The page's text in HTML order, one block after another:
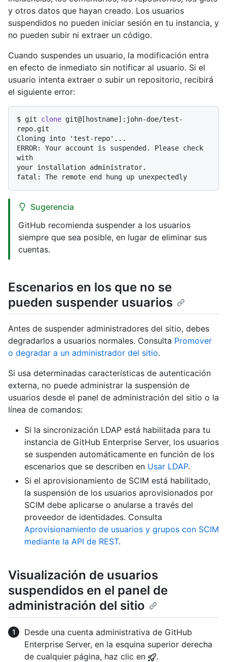
y otros datos que hayan creado. Los usuarios
suspendidos no pueden iniciar sesión en tu instancia, y
no pueden subir ni extraer un código.
Cuando suspendes un usuario, la modificación entra
en efecto de inmediato sin notificar al usuario. Si el
usuario intenta extraer o subir un repositorio, recibirá
el siguiente error:
$ git clone git@[hostname]:john-doe/test-
repo.git
Cloning into 'test-repo'...
ERROR: Your account is suspended. Please check
with
your installation administrator.
Sugerencia
GitHub recomienda suspender a los usuarios
siempre que sea posible, en lugar de eliminar sus
cuentas.
Escenarios en los que no se
pueden suspender usuarios
Antes de suspender administradores del sitio, debes
degradarlos a usuarios normales. Consulta Promover
o degradar a un administrador del sitio.
Si usa determinadas características de autenticación
externa, no puede administrar la suspensión de
usuarios desde el panel de administración del sitio o la
línea de comandos:
Si la sincronización LDAP está habilitada para tu
instancia de GitHub Enterprise Server, los usuarios
se suspenden automáticamente en función de los
escenarios que se describen en Usar LDAP.
Si el aprovisionamiento de SCIM está habilitado,
la suspensión de los usuarios aprovisionados por
SCIM debe aplicarse o anularse a través del
proveedor de identidades. Consulta
Aprovisionamiento de usuarios y grupos con SCIM
mediante la API de REST.
Visualización de usuarios
suspendidos en el panel de
administración del sitio
Desde una cuenta administrativa de GitHub
Enterprise Server, en la esquina superior derecha
de cualquier página, haz clic en
.